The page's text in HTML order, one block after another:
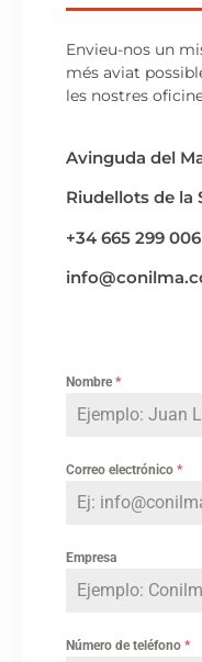
Envieu-nos un
més aviat
les nostres
Avinguda del
Riudellots de la
+34 665 299 006
Nombre*
Correo electrónico *
Empresa
Número de teléfono *